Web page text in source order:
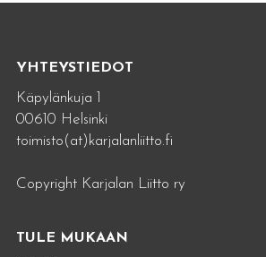
YHTEYSTIEDOT
Käpylänkuja 1
00610 Helsinki
toimisto(at)karjalanliitto.fi
Copyright Karjalan Liitto ry
TULE MUKAAN